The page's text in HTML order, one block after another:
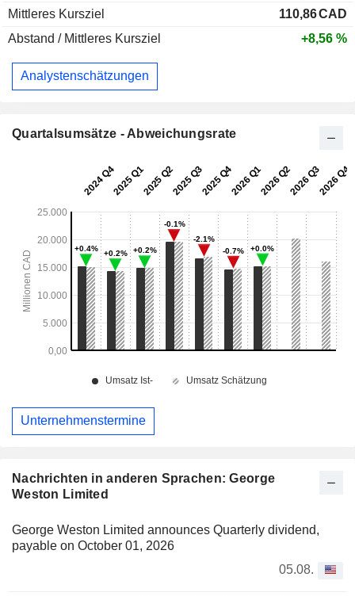
Nachrichten in anderen Sprachen: George
Weston Limited
George Weston Limited announces Quarterly dividend,
payable on October 01, 2026
05.08.
Mittleres Kursziel
110,86CAD
Abstand / Mittleres Kursziel
+8,56 %
Analystenschätzungen
Quartalsumsätze - Abweichungsrate
Unternehmenstermine